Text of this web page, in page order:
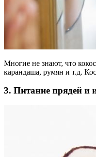
Многие не знают, что
карандаша, румян и т.д.
3. Питание прядей и